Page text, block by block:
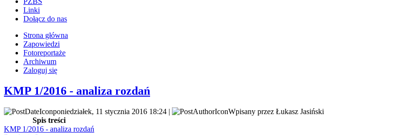
Linki
Dołącz do nas
Strona główna
Zapowiedzi
Fotoreportaże
Archiwum
Zaloguj się
KMP 1/2016 - analiza rozdań
poniedziałek, 11 stycznia 2016 18:24 |
Wpisany przez Łukasz Jasiński
Spis treści
KMP 1/2016 - analiza rozdań